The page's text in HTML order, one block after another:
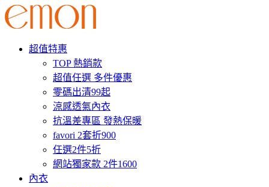
超值特惠
TOP 熱銷款
超值任選 多件優惠
零碼出清99起
涼感透氣內衣
抗溫差專區 發熱保暖
favori 2套折900
任選2件5折
網站獨家款 2件1600
內衣